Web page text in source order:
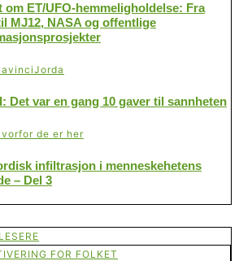
om ET/UFO-hemmeligholdelse: Fra
MJ12, NASA og offentlige
Det var en gang 10 gaver til sannheten
infiltrasjon i menneskehetens
– Del 3
FOR FOLKET